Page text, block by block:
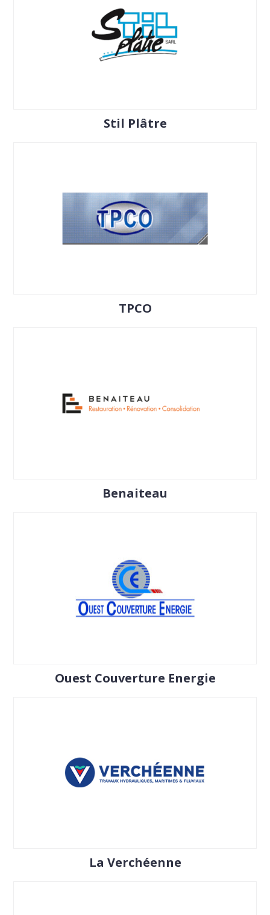
Stil Plâtre
TPCO
Benaiteau
Ouest Couverture Energie
La Verchéenne